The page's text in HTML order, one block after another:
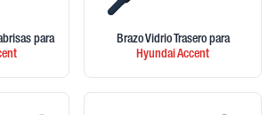
para
Brazo Vidrio Trasero para
HyundaiAccent